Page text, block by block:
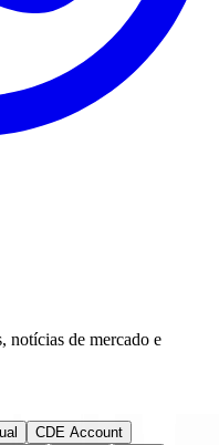
notícias de mercado e
CDE Account